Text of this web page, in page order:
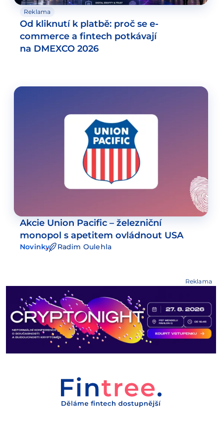
Reklama
Od kliknutí k platbě: proč se e-
commerce a fintech potkávají
na DMEXCO 2026
Akcie Union Pacific – železniční
monopol s apetitem ovládnout USA
Novinky Radim Oulehla
Reklama